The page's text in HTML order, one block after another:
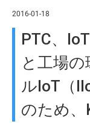
2016-01-18
PTC、
と工場
ルIoT（
のため、